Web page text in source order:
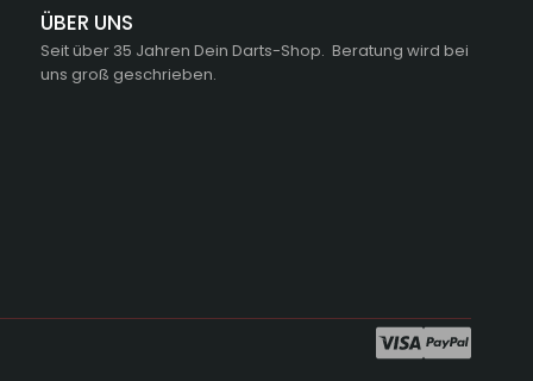
ÜBER UNS
Seit über 35 Jahren Dein Darts-Shop. Beratung wird bei
uns groß geschrieben.